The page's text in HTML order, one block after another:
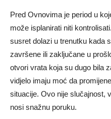
Pred Ovnovima je period u
može isplanirati niti
susret dolazi u trenutku kada
završene ili zaključane u
otvori vrata koja su dugo bila
vidjelo imaju moć da
situacije. Ovo nije slučajnost,
nosi snažnu poruku.